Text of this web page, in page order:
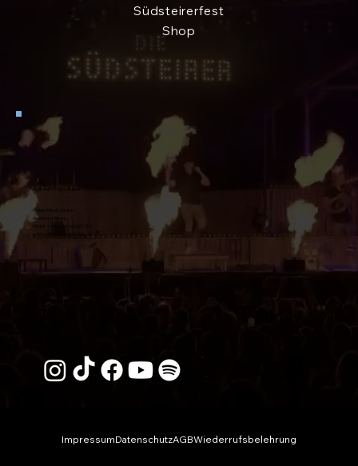
KONTAKT / BOOKING
Hinker Music GmbH
Andreas Hinker
Mobil:
office@diesuedsteirer.at
Südsteirerfest
Shop
ImpressumDatenschutzAGBWiederrufsbelehrung